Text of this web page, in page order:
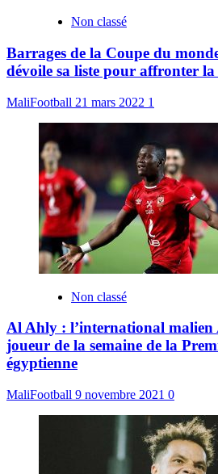
Non classé
Barrages de la Coupe du
dévoile sa liste pour affronter la
MaliFootball 21 mars 2022 1
Non classé
Al Ahly : l’international malien
joueur de la semaine de la
égyptienne
MaliFootball 9 novembre 2021 0